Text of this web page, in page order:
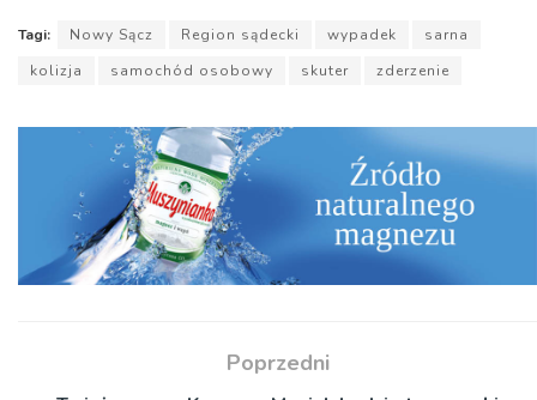
Tagi: Nowy Sącz Region sądecki wypadek
sarna
kolizja
samochód osobowy skuter zderzenie
Poprzedni